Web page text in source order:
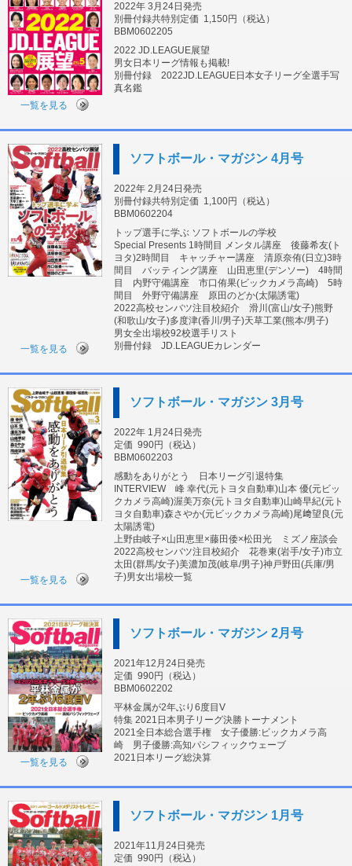
2022年 3月24日発売
別冊付録共特別定価 1,150円（税込）
BBM0602205
2022 JD.LEAGUE展望
男女日本リーグ情報も掲載!
別冊付録 2022JD.LEAGUE日本女子リーグ全選手写
真名鑑
一覧を見る
ソフトボール・マガジン 4月号
2022年 2月24日発売
別冊付録共特別定価 1,100円（税込）
BBM0602204
トップ選手に学ぶ ソフトボールの学校
Special Presents 1時間目 メンタル講座 後藤希友(ト
ヨタ)2時間目 キャッチャー講座 清原奈侑(日立)3時
間目 バッティング講座 山田恵里(デンソー) 4時間
目 内野守備講座 市口侑果(ビックカメラ高崎) 5時
間目 外野守備講座 原田のどか(太陽誘電)
2022高校センバツ注目校紹介 滑川(富山/女子)熊野
(和歌山/女子)多度津(香川/男子)天草工業(熊本/男子)
男女全出場校92校選手リスト
別冊付録 JD.LEAGUEカレンダー
一覧を見る
ソフトボール・マガジン 3月号
2022年 1月24日発売
定価 990円（税込）
BBM0602203
感動をありがとう 日本リーグ引退特集
INTERVIEW 峰 幸代(元トヨタ自動車)山本 優(元ビッ
クカメラ高崎)渥美万奈(元トヨタ自動車)山崎早紀(元ト
ヨタ自動車)森さやか(元ビックカメラ高崎)尾﨑望良(元
太陽誘電)
上野由岐子×山田恵里×藤田倭×松田光 ミズノ座談会
2022高校センバツ注目校紹介 花巻東(岩手/女子)市立
太田(群馬/女子)美濃加茂(岐阜/男子)神戸野田(兵庫/男
子)男女出場校一覧
一覧を見る
ソフトボール・マガジン 2月号
2021年12月24日発売
定価 990円（税込）
BBM0602202
平林金属が2年ぶり6度目V
特集 2021日本男子リーグ決勝トーナメント
2021全日本総合選手権 女子優勝:ビックカメラ高
崎 男子優勝:高知パシフィックウェーブ
2021日本リーグ総決算
一覧を見る
ソフトボール・マガジン 1月号
2021年11月24日発売
定価 990円（税込）